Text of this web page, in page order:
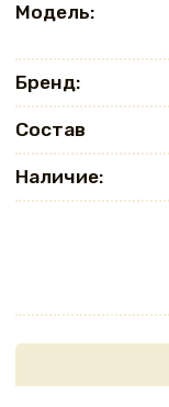
Модель:
Бренд:
Состав
Наличие: